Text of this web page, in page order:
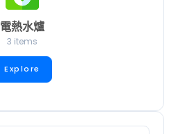
電熱水爐
3 items
Explore